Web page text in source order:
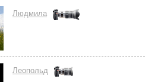
Людмила
Леопольд